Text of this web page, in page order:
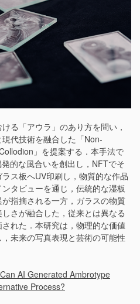
る「アウラ」のあり方を問い，
代技術を融合した「Non-
」を提案する．本手法で
的な風合いを創出し，NFTでそ
ス板へUV印刷し，物質的な作品
タビューを通じ，伝統的な湿板
指摘される一方，ガラスの物質
さが融合した，従来とは異なる
れた．本研究は，物理的な価値
未来の写真表現と芸術の可能性
Can AI Generated Ambrotype
Process?